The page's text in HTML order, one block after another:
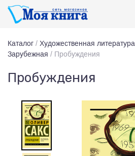
Каталог / Художественная литература
Зарубежная / Пробуждения
Пробуждения